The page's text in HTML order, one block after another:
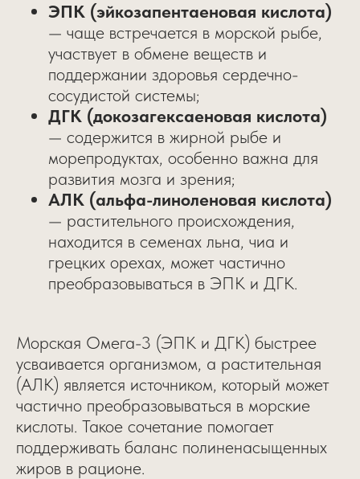
ЭПК (эйкозапентаеновая кислота)
— чаще встречается в морской рыбе,
участвует в обмене веществ и
поддержании здоровья сердечно-
сосудистой системы;
ДГК (докозагексаеновая кислота)
— содержится в жирной рыбе и
морепродуктах, особенно важна для
развития мозга и зрения;
АЛК (альфа-линоленовая кислота)
— растительного происхождения,
находится в семенах льна, чиа и
грецких орехах, может частично
преобразовываться в ЭПК и ДГК.
Морская Омега-3 (ЭПК и ДГК) быстрее
усваивается организмом, а растительная
(АЛК) является источником, который может
частично преобразовываться в морские
кислоты. Такое сочетание помогает
поддерживать баланс полиненасыщенных
жиров в рационе.